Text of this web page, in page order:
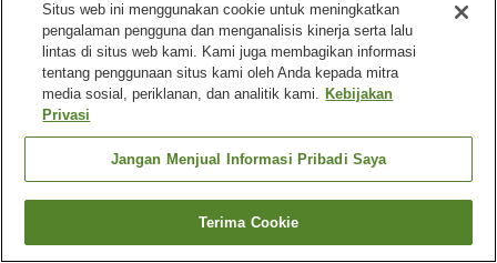
Ulasan:1
Fasilitas properti
Tempat parkir
Beranda Jepang Fukuoka Kota Itoshima Kubikai
Cari kamar
Situs web ini menggunakan cookie untuk meningkatkan
pengalaman pengguna dan menganalisis kinerja serta lalu
lintas di situs web kami. Kami juga membagikan informasi
tentang penggunaan situs kami oleh Anda kepada mitra
media sosial, periklanan, dan analitik kami. Kebijakan
Privasi
Jangan Menjual Informasi Pribadi Saya
Terima Cookie